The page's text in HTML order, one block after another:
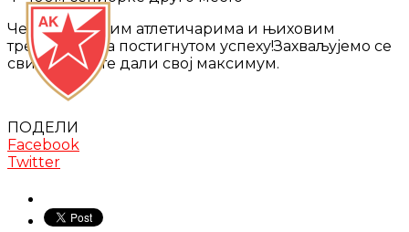
Честитамо свим атлетичарима и њиховим
тренерима на постигнутом успеху!Захваљујемо се
свима што сте дали свој максимум.
ПОДЕЛИ
Facebook
Twitter